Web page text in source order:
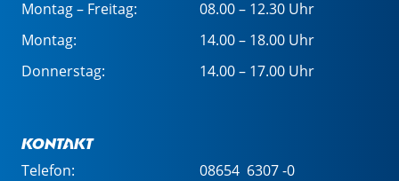
Montag – Freitag:
08.00 – 12.30 Uhr
Montag:
14.00 – 18.00 Uhr
Donnerstag:
14.00 – 17.00 Uhr
Kontakt
Telefon: 08654 6307 -0